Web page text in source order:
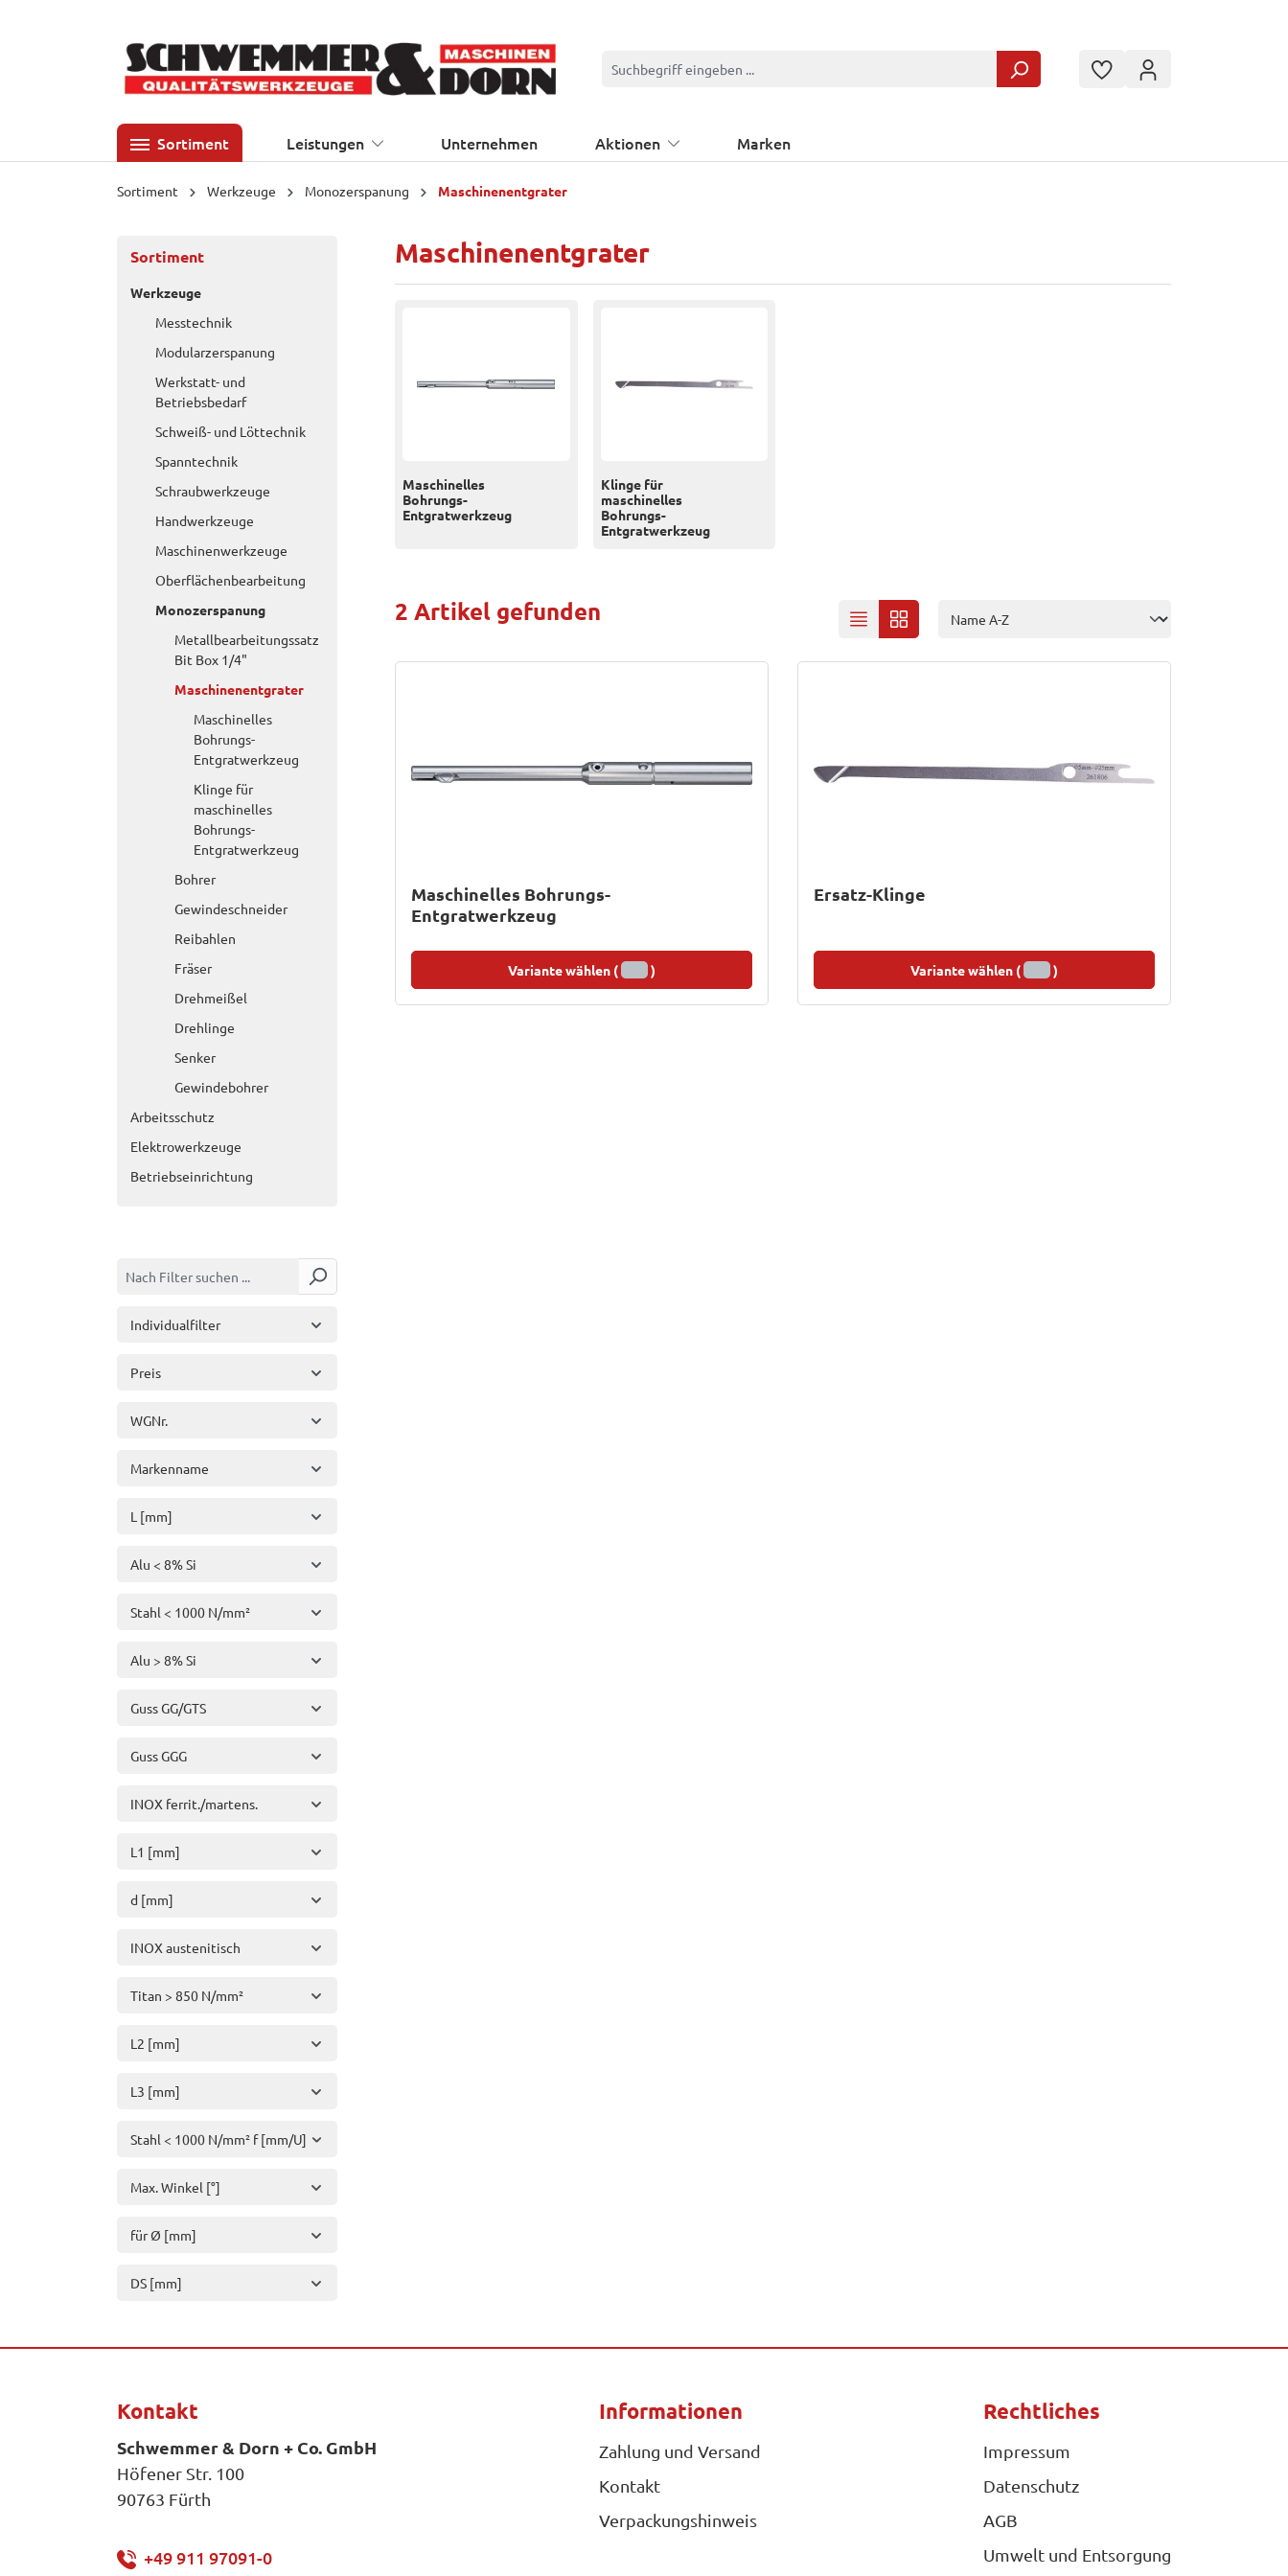
Sortiment Leistungen Unternehmen Aktionen Marken
Sortiment Werkzeuge Monozerspanung Maschinenentgrater
Sortiment
Werkzeuge
Messtechnik
Modularzerspanung
Werkstatt- und
Betriebsbedarf
Schweiß- und Löttechnik
Spanntechnik
Schraubwerkzeuge
Handwerkzeuge
Maschinenwerkzeuge
Oberflächenbearbeitung
Monozerspanung
Metallbearbeitungssatz
Bit Box 1/4"
Maschinenentgrater
Maschinelles
Bohrungs-
Entgratwerkzeug
Klinge für
maschinelles
Bohrungs-
Entgratwerkzeug
Bohrer
Gewindeschneider
Reibahlen
Fräser
Drehmeißel
Drehlinge
Senker
Gewindebohrer
Arbeitsschutz
Elektrowerkzeuge
Betriebseinrichtung
Individualfilter
Preis
WGNr.
Markenname
L [mm]
Alu < 8% Si
Stahl < 1000 N/mm²
Alu > 8% Si
Guss GG/GTS
Guss GGG
INOX ferrit./martens.
L1 [mm]
d [mm]
INOX austenitisch
Titan > 850 N/mm²
L2 [mm]
L3 [mm]
Stahl < 1000 N/mm² f [mm/U]
Max. Winkel [°]
für Ø [mm]
DS [mm]
Maschinenentgrater
Maschinelles
Bohrungs-
Entgratwerkzeug
Klinge für
maschinelles
Bohrungs-
Entgratwerkzeug
2 Artikel gefunden
Maschinelles Bohrungs-
Entgratwerkzeug
Variante wählen ( )
Ersatz-Klinge
Variante wählen ( )
Kontakt
Schwemmer & Dorn + Co. GmbH
Höfener Str. 100
90763 Fürth
+49 911 97091-0
Informationen
Zahlung und Versand
Kontakt
Verpackungshinweis
Rechtliches
Impressum
Datenschutz
AGB
Umwelt und Entsorgung